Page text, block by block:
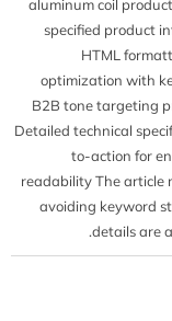
aluminum coil
specified product
HTML
optimization with
B2B tone targeting
Detailed technical
to-action for
readability The article
avoiding keyword
details are